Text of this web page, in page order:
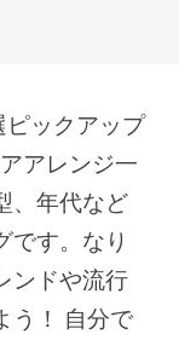
アレンジ一
、年代など
です。なり
ンドや流行
う！ 自分で